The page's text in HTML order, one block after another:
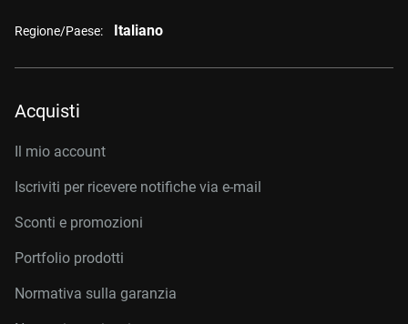
Regione/Paese: Italiano
Acquisti
Il mio account
Iscriviti per ricevere notifiche via e-mail
Sconti e promozioni
Portfolio prodotti
Normativa sulla garanzia